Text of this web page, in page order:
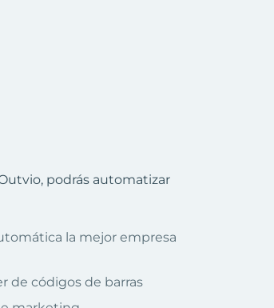
podrás automatizar
la mejor empresa
de códigos de barras